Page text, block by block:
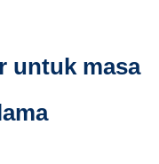
untuk masa